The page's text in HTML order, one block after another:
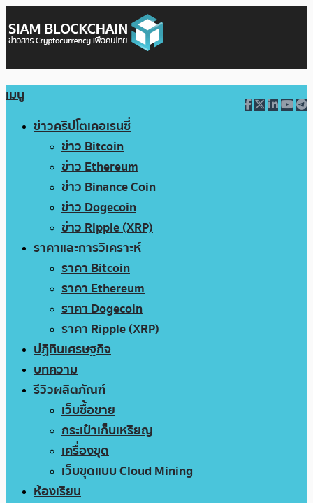
เมนู
ข่าวคริปโตเคอเรนซี่
ข่าว Bitcoin
ข่าว Ethereum
ข่าว Binance Coin
ข่าว Dogecoin
ข่าว Ripple (XRP)
ราคาและการวิเคราะห์
ราคา Bitcoin
ราคา Ethereum
ราคา Dogecoin
ราคา Ripple (XRP)
ปฏิทินเศรษฐกิจ
บทความ
รีวิวผลิตภัณฑ์
เว็บซื้อขาย
กระเป๋าเก็บเหรียญ
เครื่องขุด
เว็บขุดแบบ Cloud Mining
ห้องเรียน